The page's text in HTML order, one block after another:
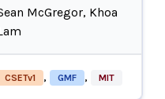
McGregor, Khoa
CSETv1 , GMF , MIT